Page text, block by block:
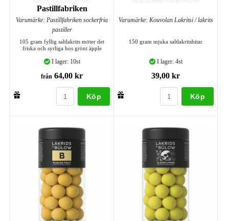
Pastillfabriken
Varumärke: Pastillfabriken sockerfria
pastiller
105 gram fyllig saltlakrits möter det
friska och syrliga hos grönt äpple
I lager: 10st
från 64,00 kr
Köp
Varumärke: Kouvolan Lakritsi / lakrits
150 gram mjuka saltlakritsbitar
I lager: 4st
39,00 kr
Köp